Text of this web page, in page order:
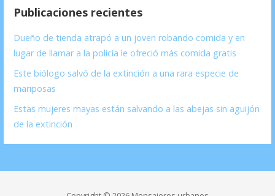
Publicaciones recientes
Dueño de tienda atrapó a un joven robando comida y en
lugar de llamar a la policía le ofreció más comida gratis
Este biólogo salvó de la extinción a una rara especie de
mariposas
Estas mujeres mayas están salvando a las abejas sin aguijón
de la extinción